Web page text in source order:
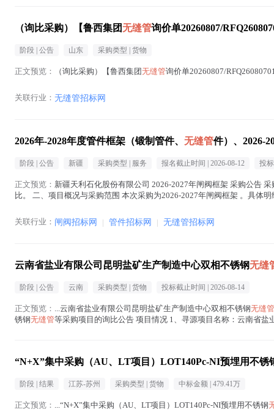
（询比采购）【鲁西集团无缝管询价单20260807/
阶段 | 公告 山东 采购类型 | 货物
正文预览： （询比采购）【鲁西集团无缝管询价单20260807/
关联行业： 无缝管招标网
2026年-2028年度管件框架（锻制管件、 无缝管件）、2026-
阶段 | 公告 新疆 采购类型 | 服务 报名截止时间 | 2026-08-12 投
正文预览： 新疆天利石化股份有限公司 2026-2027年闸阀框架 采购公告
比。 二、项目概况与采购范围 本次采购为2026-2027年闸阀框架 。具体
关联行业： 闸阀招标网 | 管件招标网 | 无缝管招标网
云南省盐业有限公司昆明盐矿生产制造中心双相不锈钢无缝
阶段 | 公告 云南 采购类型 | 货物 投标截止时间 | 2026-08-14
正文预览： ...云南省盐业有限公司昆明盐矿生产制造中心双相不锈钢无缝管
锈钢无缝管等采购项目的询比公告 项目情况 1、寻源项目名称：云南省
“N+X”集中采购（AU、LT项目）LOT140Pc-NI预埋用不锈
阶段 | 结果 江苏-苏州 采购类型 | 货物 中标金额 | 479.41万
正文预览： ...“N+X”集中采购（AU、LT项目）LOT140Pc-NI预埋用不锈钢